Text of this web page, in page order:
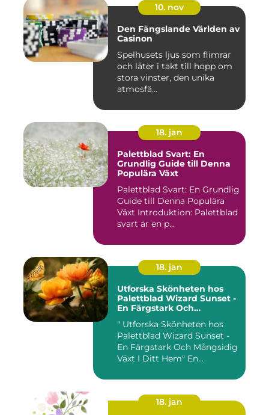
10. nov
Den Fängslande Världen av
Casinon
Spelhusets ljus som flimrar
och låter i takt till hopp om
stora vinster, den unika
atmosfä...
18. jan
Palettblad Svart: En
Grundlig Guide till Denna
Populära Växt
Palettblad Svart: En Grundlig
Guide till Denna Populära
Växt Introduktion: Palettblad
svart är en p...
18. jan
Utforska Skönheten hos
Palettblad Wizard Sunset -
En Färgstark Och
" Utforska Skönheten hos
Palettblad Wizard Sunset -
En Färgstark Och Mångsidig
Växt I Ditt Hem" En...
18. jan